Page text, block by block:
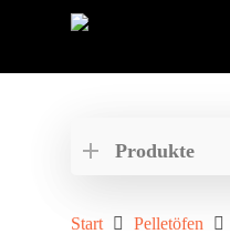
schließen der Suche.
Produkte
Start Pelletöfen